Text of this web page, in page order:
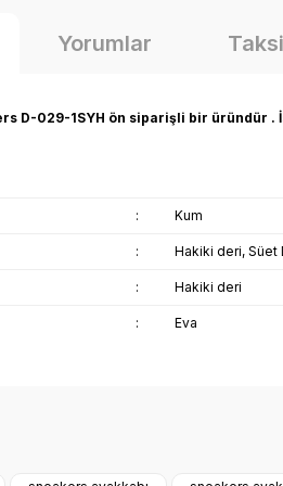
Yorumlar
D-029-1SYH ön siparişli bir üründür
: Kum
: Hakiki deri, Süet
: Hakiki deri
: Eva